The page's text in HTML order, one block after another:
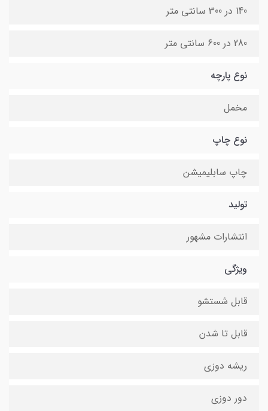
140 در 300 سانتی متر
280 در 600 سانتی متر
نوع پارچه
مخمل
نوع چاپ
چاپ سابلیمیشن
تولید
انتشارات مشهور
ویژگی
قابل شستشو
قابل تا شدن
ریشه دوزی
دور دوزی